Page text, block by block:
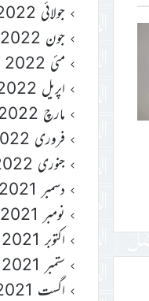
جولائی 2022
جون 2022
مئی 2022
اپریل 2022
مارچ 2022
فروری 2022
جنوری 2022
دسمبر 2021
نومبر 2021
اکتوبر 2021
ستمبر 2021
اگست 2021